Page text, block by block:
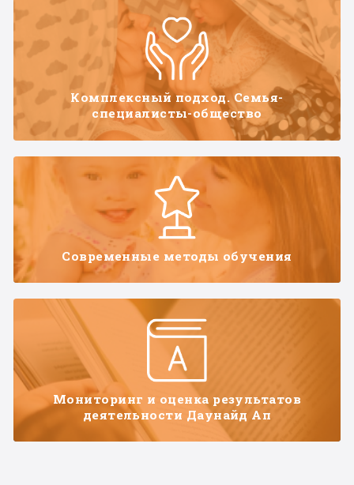
Комплексный подход. Семья-
специалисты-общество
Современные методы обучения
Мониторинг и оценка результатов
деятельности Даунайд Ап